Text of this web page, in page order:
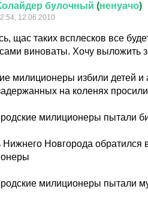
булочный (ненуачо)
12.06.2010
щас таких всплесков все
виноваты. Хочу выложить
милиционеры избили детей и
на коленях просили
милиционеры пытали
Новгорода обратился
милиционеры пытали